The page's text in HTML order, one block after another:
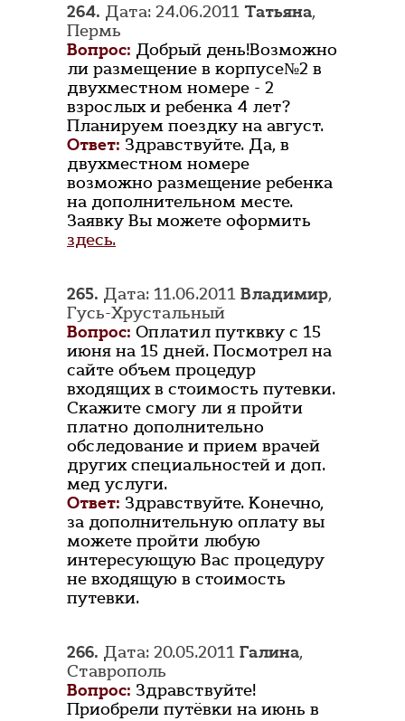
264. Дата: 24.06.2011 Татьяна,
Пермь
Вопрос: Добрый день!Возможно
ли размещение в корпусе№2 в
двухместном номере - 2
взрослых и ребенка 4 лет?
Планируем поездку на август.
Ответ: Здравствуйте. Да, в
двухместном номере
возможно размещение ребенка
на дополнительном месте.
Заявку Вы можете оформить
здесь.
265. Дата: 11.06.2011 Владимир,
Гусь-Хрустальный
Вопрос: Оплатил путквку с 15
июня на 15 дней. Посмотрел на
сайте объем процедур
входящих в стоимость путевки.
Скажите смогу ли я пройти
платно дополнительно
обследование и прием врачей
других специальностей и доп.
мед услуги.
Ответ: Здравствуйте. Конечно,
за дополнительную оплату вы
можете пройти любую
интересующую Вас процедуру
не входящую в стоимость
путевки.
266. Дата: 20.05.2011 Галина,
Ставрополь
Вопрос: Здравствуйте!
Приобрели путёвки на июнь в